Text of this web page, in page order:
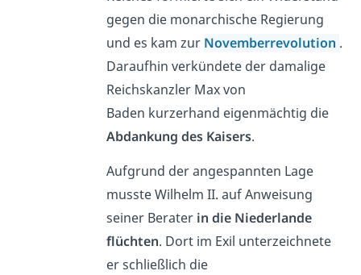
gegen die monarchische Regierung
und es kam zur Novemberrevolution .
Daraufhin verkündete der damalige
Reichskanzler Max von
Baden kurzerhand eigenmächtig die
Abdankung des Kaisers.
Aufgrund der angespannten Lage
musste Wilhelm II. auf Anweisung
seiner Berater in die Niederlande
flüchten. Dort im Exil unterzeichnete
er schließlich die